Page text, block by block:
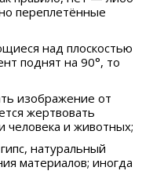
переплетённые
над плоскостью
поднят на 90°, то
изображение от
жертвовать
человека и животных;
натуральный
материалов; иногда